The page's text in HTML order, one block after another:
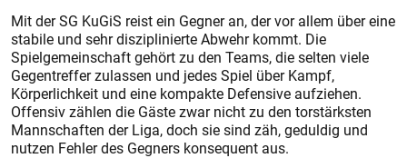
Mit der SG KuGiS reist ein Gegner an, der vor allem über eine
stabile und sehr disziplinierte Abwehr kommt. Die
Spielgemeinschaft gehört zu den Teams, die selten viele
Gegentreffer zulassen und jedes Spiel über Kampf,
Körperlichkeit und eine kompakte Defensive aufziehen.
Offensiv zählen die Gäste zwar nicht zu den torstärksten
Mannschaften der Liga, doch sie sind zäh, geduldig und
nutzen Fehler des Gegners konsequent aus.